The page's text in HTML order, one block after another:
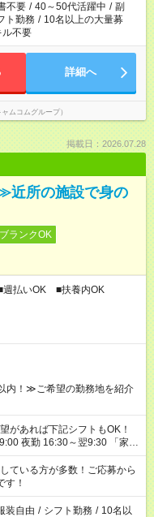
不要 / 40～50代活躍中 / 副
ト勤務 / 10名以上の大量募
ル不要
詳細へ
ムコムグループ）
掲載日：2026.07.28
近所の施設で身の
ブランクOK
払いOK ■扶養内OK
内！≫ご希望の勤務地を紹介
勤 16:30～翌9:30 「家族
って夕飯の準備がしたい」
ど、ご希望を教えてください
合計で週40時間を超える場
ている方が多数！ご応募から
す！
装自由 / シフト勤務 / 10名以